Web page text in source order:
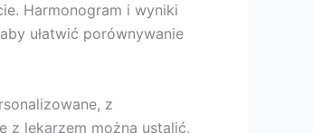
Harmonogram i wyniki
ułatwić porównywanie
z
z lekarzem można ustalić,